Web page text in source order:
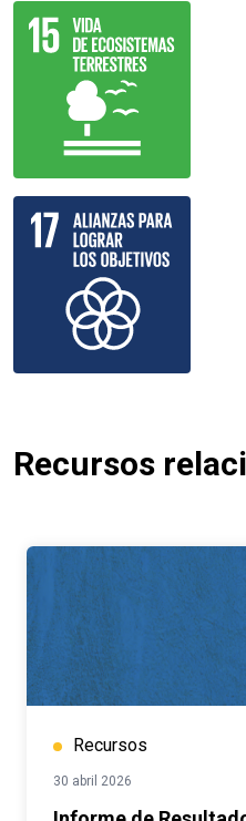
Recursos
Recursos
30 abril 2026